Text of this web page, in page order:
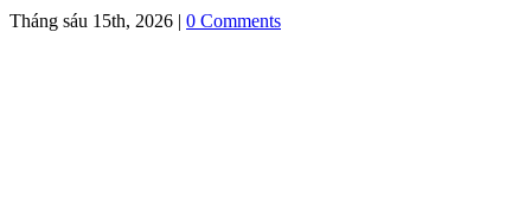
Tháng sáu 15th, 2026 | 0 Comments